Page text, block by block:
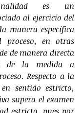
es un
al ejercicio del
manera específica
proceso, en otras
de manera directa
de la medida a
Respecto a la
sentido estricto,
supera el examen